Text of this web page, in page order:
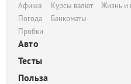
Афиша
Погода
Пробки
Курсы валют
Банкоматы
Жизнь и
Авто
Тесты
Польза